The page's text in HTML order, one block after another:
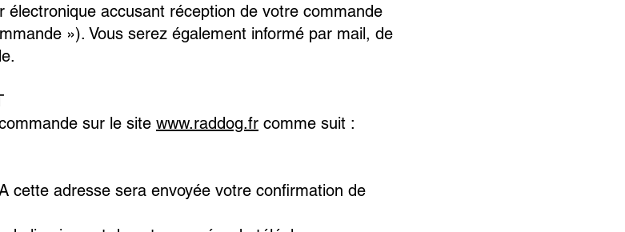
électronique accusant réception de votre commande
»). Vous serez également informé par mail, de
sur le site www.raddog.fr comme suit :
cette adresse sera envoyée votre confirmation de